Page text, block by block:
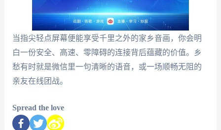
当指尖轻点屏幕便能享受千里之外的家乡音画，你会明
白一份安全、高速、零障碍的连接背后蕴藏的价值。乡
愁有时就是微信里一句清晰的语音，或一场顺畅无阻的
亲友在线团战。
Spread the love